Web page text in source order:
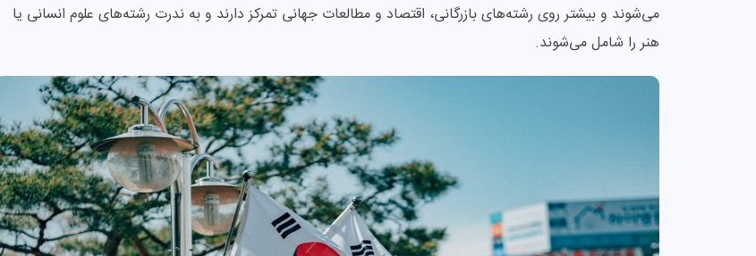
می‌شوند و بیشتر روی رشته‌های بازرگانی، اقتصاد و مطالعات جهانی تمرکز دارند و به ندرت رشته‌های علوم انسانی یا
هنر را شامل می‌شوند.